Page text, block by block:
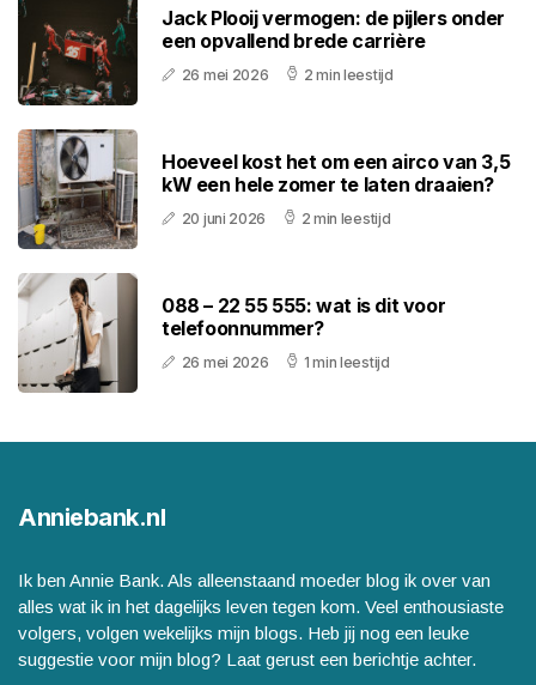
Jack Plooij vermogen: de pijlers onder
een opvallend brede carrière
26 mei 2026 2 min leestijd
Hoeveel kost het om een airco van 3,5
kW een hele zomer te laten draaien?
20 juni 2026 2 min leestijd
088 – 22 55 555: wat is dit voor
telefoonnummer?
26 mei 2026 1 min leestijd
Anniebank.nl
Ik ben Annie Bank. Als alleenstaand moeder blog ik over van
alles wat ik in het dagelijks leven tegen kom. Veel enthousiaste
volgers, volgen wekelijks mijn blogs. Heb jij nog een leuke
suggestie voor mijn blog? Laat gerust een berichtje achter.